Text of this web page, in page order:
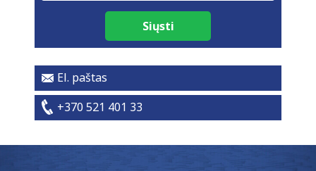
Siųsti
El. paštas
+370 521 401 33